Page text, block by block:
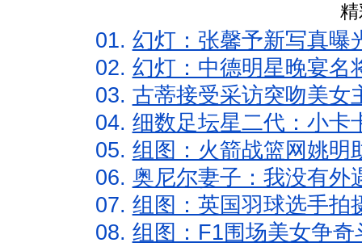
01. 幻灯：张馨予新写真曝
02. 幻灯：中德明星晚宴名
03. 古蒂接受采访突吻美女
04. 细数足坛星二代：小卡
05. 组图：火箭战篮网姚明
06. 奥尼尔妻子：我没有外
07. 组图：英国羽球选手拍
08. 组图：F1围场美女争